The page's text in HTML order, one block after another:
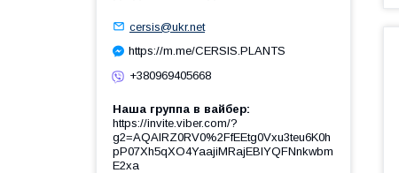
cersis@ukr.net
https://m.me/CERSIS.PLANTS
+380969405668
Наша группа в вайбер
https://invite.viber.com/?
g2=AQAIRZ0RV0%2FfEEtg0Vxu3teu6K0h
pP07Xh5qXO4YaajiMRajEBIYQFNnkwbm
E2xa